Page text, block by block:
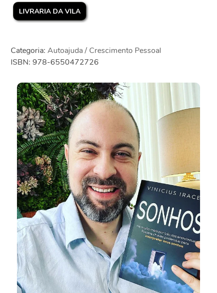
LIVRARIA DA VILA
Categoria: Autoajuda / Crescimento Pessoal
ISBN: 978-6550472726